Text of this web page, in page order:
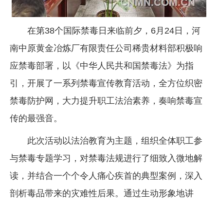
数字报
在第38个国际禁毒日来临前夕，6月24日，河
南中原黄金冶炼厂有限责任公司稀贵材料部积极响
应禁毒部署，以《中华人民共和国禁毒法》为指
引，开展了一系列禁毒宣传教育活动，全方位织密
禁毒防护网，大力提升职工法治素养，奏响禁毒宣
传的最强音。
此次活动以法治教育为主题，组织全体职工参
与禁毒专题学习，对禁毒法规进行了细致入微地解
读，并结合一个个令人痛心疾首的典型案例，深入
剖析毒品带来的灾难性后果。通过生动形象地讲